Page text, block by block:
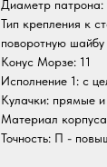
Диаметр
Тип крепления к
поворотную шайбу
Конус Морзе: 11
Исполнение 1: с
Кулачки: прямые
Материал
Точность: П -